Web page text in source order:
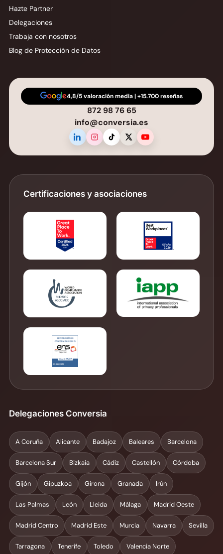
Hazte Partner
Delegaciones
Trabaja con nosotros
Blog de Protección de Datos
4,8/5 valoración media | +15.700 reseñas
872 98 76 65
info@conversia.es
Certificaciones y asociaciones
Delegaciones Conversia
A Coruña Alicante Badajoz Baleares Barcelona
Barcelona Sur Bizkaia Cádiz Castellón Córdoba
Gijón Gipuzkoa Girona Granada Irún
Las Palmas León Lleida Málaga Madrid Oeste
Madrid Centro Madrid Este Murcia Navarra Sevilla
Tarragona Tenerife Toledo Valencia Norte